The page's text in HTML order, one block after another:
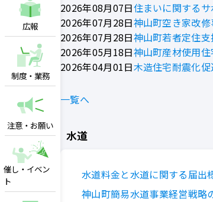
広報
制度・業務
注意・お願い
催し・イベン
ト
2026年08月07日住まいに関するサ
2026年07月28日神山町空き家改
2026年07月28日神山町若者定住
2026年05月18日神山町産材使用
2026年04月01日木造住宅耐震化
一覧へ
水道
水道料金と水道に関する届出
神山町簡易水道事業経営戦略